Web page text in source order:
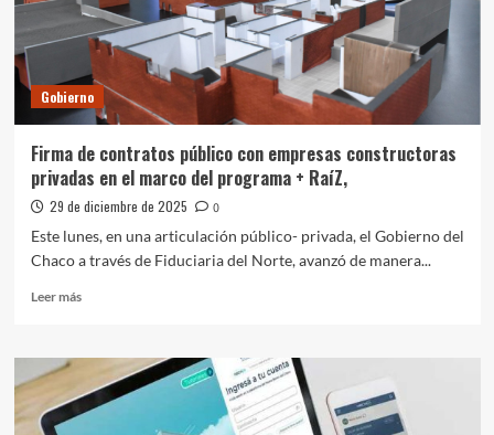
tras
las
lluvias
Gobierno
Firma de contratos público con empresas constructoras
privadas en el marco del programa + RaíZ,
29 de diciembre de 2025
0
Este lunes, en una articulación público- privada, el Gobierno del
Chaco a través de Fiduciaria del Norte, avanzó de manera...
Leer másLeer
Firma
contratos
público